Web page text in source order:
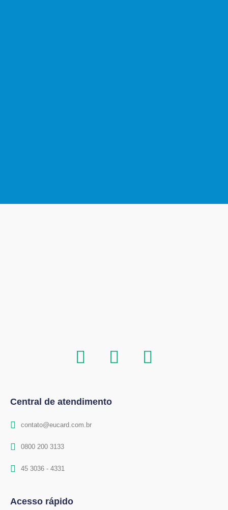
Central de atendimento
contato@eucard.com.br
0800 200 3133
45 3036 - 4331
Acesso rápido